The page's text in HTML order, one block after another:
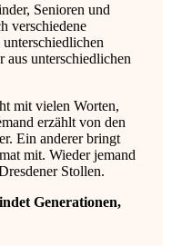
Senioren und
verschiedene
aus unterschiedlichen
mit vielen Worten,
erzählt von den
Ein anderer bringt
mit. Wieder jemand
Stollen.
Generationen,